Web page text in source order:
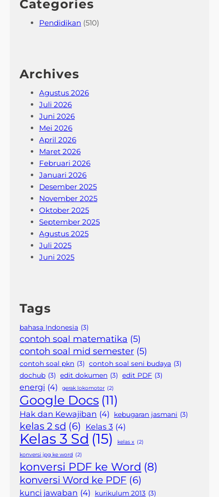
Categories
Pendidikan (510)
Archives
Agustus 2026
Juli 2026
Juni 2026
Mei 2026
April 2026
Maret 2026
Februari 2026
Januari 2026
Desember 2025
November 2025
Oktober 2025
September 2025
Agustus 2025
Juli 2025
Juni 2025
Tags
bahasa Indonesia (3)
contoh soal matematika (5)
contoh soal mid semester (5)
contoh soal pkn (3) contoh soal seni budaya (3)
dochub (3) edit dokumen (3) edit PDF (3)
energi (4) gerak lokomotor (2)
Google Docs (11)
Hak dan Kewajiban (4) kebugaran jasmani (3)
kelas 2 sd (6) Kelas 3 (4)
Kelas 3 Sd (15) kelas x (2)
konversi jpg ke word (2)
konversi PDF ke Word (8)
konversi Word ke PDF (6)
kunci jawaban (4) kurikulum 2013 (3)